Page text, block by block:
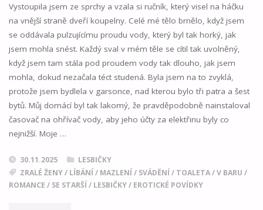
Vystoupila jsem ze sprchy a vzala si ručník, který visel na háčku
na vnější straně dveří koupelny. Celé mé tělo brnělo, když jsem
se oddávala pulzujícímu proudu vody, který byl tak horký, jak
jsem mohla snést. Každý sval v mém těle se cítil tak uvolněný,
když jsem tam stála pod proudem vody tak dlouho, jak jsem
mohla, dokud nezačala téct studená. Byla jsem na to zvyklá,
protože jsem bydlela v garsonce, nad kterou bylo tři patra a šest
bytů. Můj domácí byl tak lakomý, že pravděpodobně nainstaloval
časovač na ohřívač vody, aby jeho účty za elektřinu byly co
nejnižší. Moje …
30.11.2025
LESBIČKY
ZRALÉ ŽENY/ LÍBÁNÍ / MAZLENÍ / SVÁDĚNÍ / TOALETA/V BARU /
ROMANCE / SE STARŠÍ / LESBIČKY/ EROTICKÉ POVÍDKY